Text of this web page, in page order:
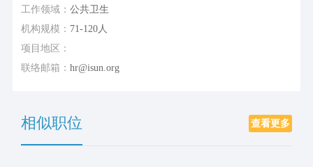
工作领域： 公共卫生
机构规模： 71-120人
项目地区：
联络邮箱： hr@isun.org
相似职位 查看更多